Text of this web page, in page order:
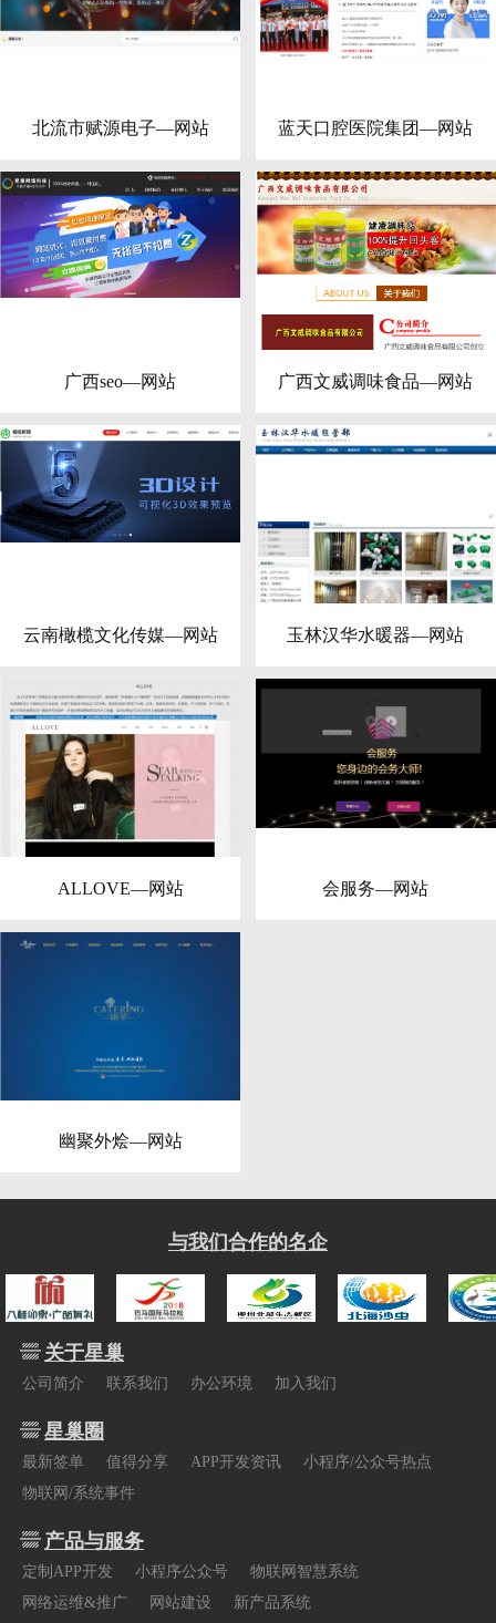
北流市赋源电子—网站 蓝天口腔医院集团—网站
广西seo—网站 广西文威调味食品—网站
云南橄榄文化传媒—网站 玉林汉华水暖器—网站
ALLOVE—网站 会服务—网站
幽聚外烩—网站
与我们合作的名企
关于星巢
公司简介 联系我们 办公环境 加入我们
星巢圈
最新签单 值得分享 APP开发资讯
小程序/公众号热点
物联网/系统事件
产品与服务
定制APP开发 小程序公众号
物联网智慧系统
网络运维&推广
网站建设 新产品系统